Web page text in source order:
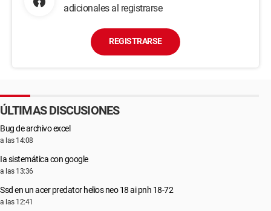
adicionales al registrarse
REGISTRARSE
ÚLTIMAS DISCUSIONES
Bug de archivo excel
a las 14:08
Ia sistemática con google
a las 13:36
Ssd en un acer predator helios neo 18 ai pnh 18-72
a las 12:41